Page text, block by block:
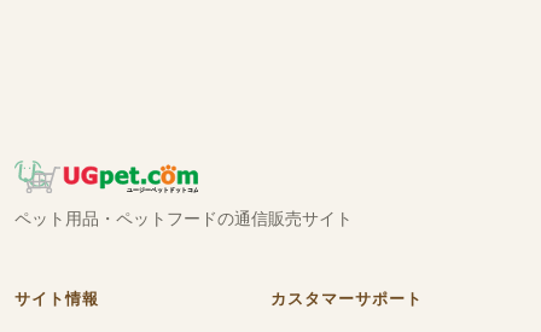
ペット用品・ペットフードの通信販売サイト
サイト情報 カスタマーサポート